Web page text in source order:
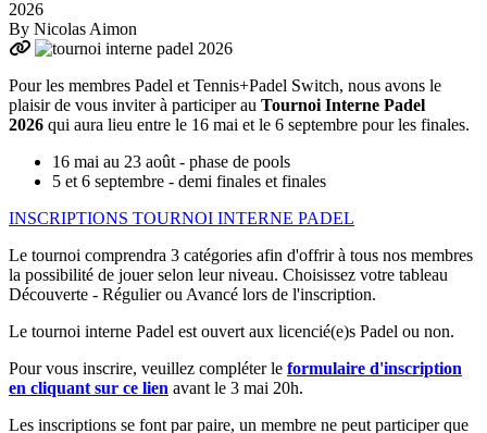
2026
By Nicolas Aimon
Pour les membres Padel et Tennis+Padel Switch, nous avons le
plaisir de vous inviter à participer au Tournoi Interne Padel
2026 qui aura lieu entre le 16 mai et le 6 septembre pour les finales.
16 mai au 23 août - phase de pools
5 et 6 septembre - demi finales et finales
INSCRIPTIONS TOURNOI INTERNE PADEL
Le tournoi comprendra 3 catégories afin d'offrir à tous nos membres
la possibilité de jouer selon leur niveau. Choisissez votre tableau
Découverte - Régulier ou Avancé lors de l'inscription.
Le tournoi interne Padel est ouvert aux licencié(e)s Padel ou non.
Pour vous inscrire, veuillez compléter le formulaire d'inscription
en cliquant sur ce lien avant le 3 mai 20h.
Les inscriptions se font par paire, un membre ne peut participer que